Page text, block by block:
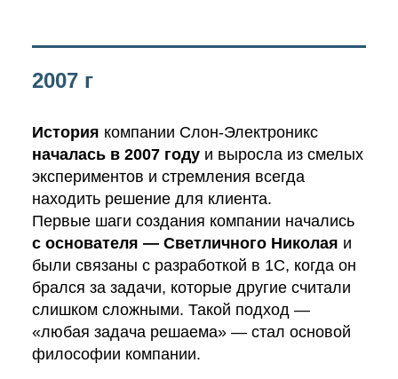
2007 г
История компании Слон-Электроникс
началась в 2007 году и выросла из смелых
экспериментов и стремления всегда
находить решение для клиента.
Первые шаги создания компании начались
с основателя — Светличного Николая и
были связаны с разработкой в 1С, когда он
брался за задачи, которые другие считали
слишком сложными. Такой подход —
«любая задача решаема» — стал основой
философии компании.